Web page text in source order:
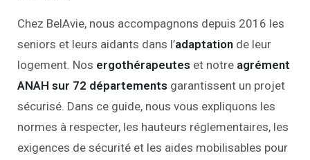
Chez BelAvie, nous accompagnons depuis 2016 les
seniors et leurs aidants dans l’adaptation de leur
logement. Nos ergothérapeutes et notre agrément
ANAH sur 72 départements garantissent un projet
sécurisé. Dans ce guide, nous vous expliquons les
normes à respecter, les hauteurs réglementaires, les
exigences de sécurité et les aides mobilisables pour